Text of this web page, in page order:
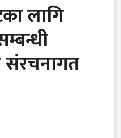
लागि
संरचनागत